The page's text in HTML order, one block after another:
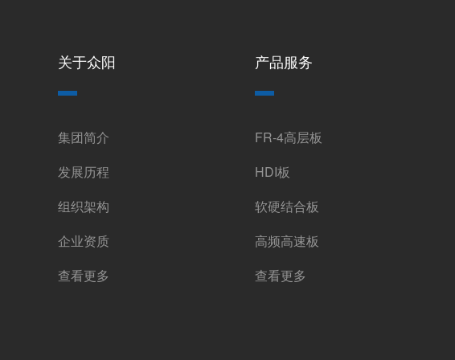
关于众阳
集团简介
发展历程
组织架构
企业资质
查看更多
产品服务
FR-4高层板
HDI板
软硬结合板
高频高速板
查看更多